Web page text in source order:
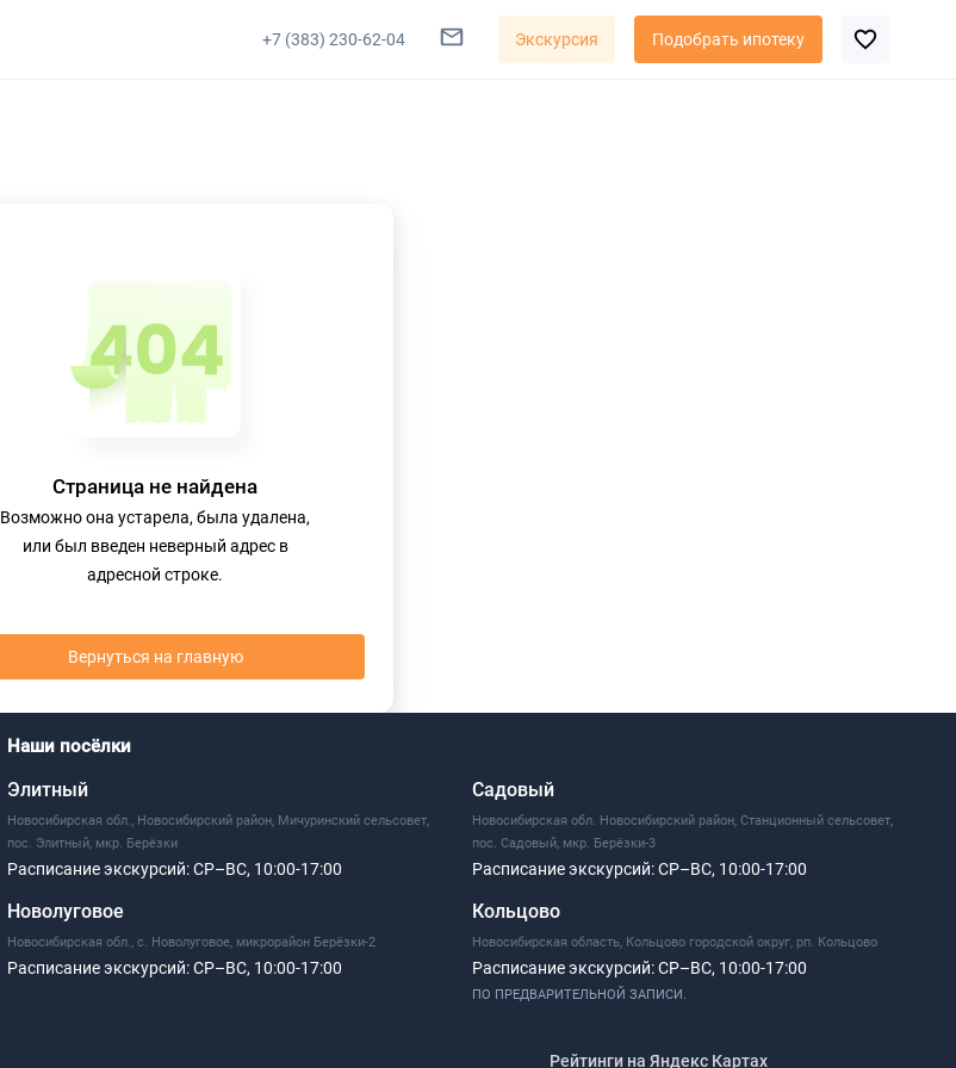
+7 (383) 230-62-04 Экскурсия Подобрать ипотеку
Страница не найдена
Возможно она устарела, была удалена,
или был введен неверный адрес в
адресной строке.
Вернуться на главную
Наши посёлки
Элитный
Новосибирская обл., Новосибирский район, Мичуринский сельсовет,
пос. Элитный, мкр. Берёзки
Расписание экскурсий:СР–ВС, 10:00-17:00
Новолуговое
Новосибирская обл., с. Новолуговое, микрорайон Берёзки-2
Расписание экскурсий:СР–ВС, 10:00-17:00
Садовый
Новосибирская обл. Новосибирский район, Станционный сельсовет,
пос. Садовый, мкр. Берёзки-3
Расписание экскурсий:СР–ВС, 10:00-17:00
Кольцово
Новосибирская область, Кольцово городской округ, рп. Кольцово
Расписание экскурсий:СР–ВС, 10:00-17:00
ПО ПРЕДВАРИТЕЛЬНОЙ ЗАПИСИ.
Рейтинги на Яндекс Картах